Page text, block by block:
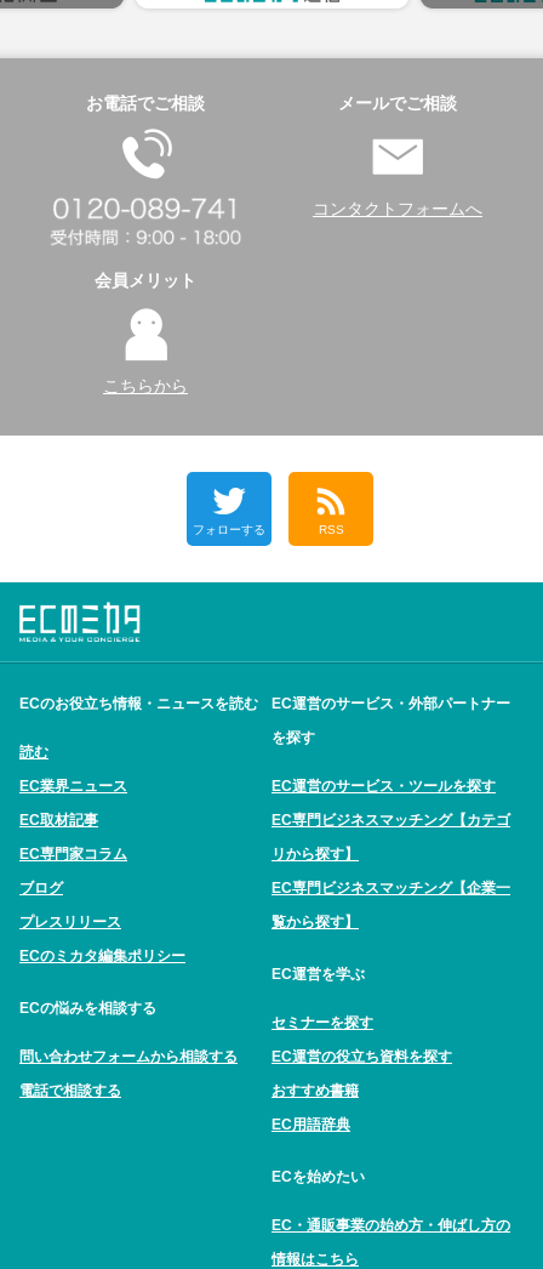
お電話でご相談 メールでご相談
コンタクトフォームへ
会員メリット
こちらから
フォローする RSS
ECのお役立ち情報・ニュースを読む
読む
EC業界ニュース
EC取材記事
EC専門家コラム
ブログ
プレスリリース
ECのミカタ編集ポリシー
ECの悩みを相談する
問い合わせフォームから相談する
電話で相談する
EC運営のサービス・外部パートナー
を探す
EC運営のサービス・ツールを探す
EC専門ビジネスマッチング【カテゴ
リから探す】
EC専門ビジネスマッチング【企業一
覧から探す】
EC運営を学ぶ
セミナーを探す
EC運営の役立ち資料を探す
おすすめ書籍
EC用語辞典
ECを始めたい
EC・通販事業の始め方・伸ばし方の
情報はこちら